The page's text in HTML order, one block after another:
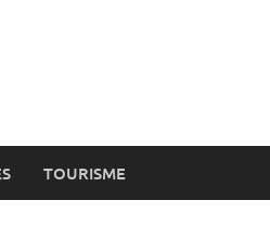
TOURISME